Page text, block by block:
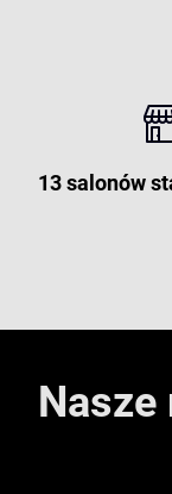
13 salonów
Nasze